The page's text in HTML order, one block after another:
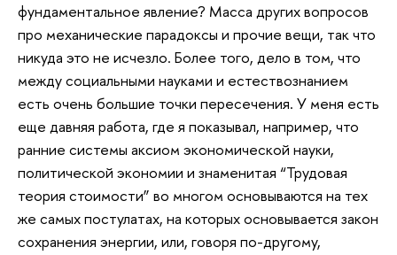
фундаментальное явление? Масса других вопросов
про механические парадоксы и прочие вещи, так что
никуда это не исчезло. Более того, дело в том, что
между социальными науками и естествознанием
есть очень большие точки пересечения. У меня есть
еще давняя работа, где я показывал, например, что
ранние системы аксиом экономической науки,
политической экономии и знаменитая “Трудовая
теория стоимости” во многом основываются на тех
же самых постулатах, на которых основывается закон
сохранения энергии, или, говоря по-другому,